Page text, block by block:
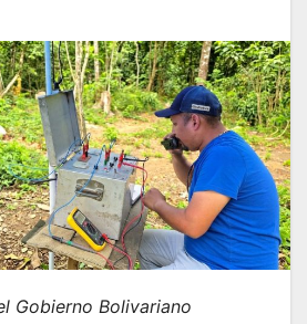
Gobierno Bolivariano